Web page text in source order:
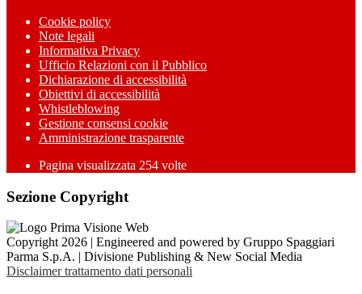
Cookie policy
Note legali
Informativa Privacy
Ufficio Relazioni con il Pubblico
Dichiarazione di accessibilità
Obiettivi di accessibilità
Whistleblowing
Gestione consensi cookie
Amministrazione trasparente
Pagina visualizzata 254 volte
Sezione Copyright
Copyright 2026 | Engineered and powered by Gruppo Spaggiari
Parma S.p.A. | Divisione Publishing & New Social Media
Disclaimer trattamento dati personali